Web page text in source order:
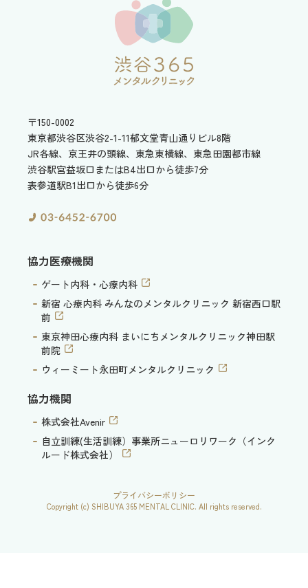
〒150-0002
東京都渋谷区渋谷2-1-11郁文堂青山通りビル8階
JR各線、京王井の頭線、東急東横線、東急田園都市線
渋谷駅宮益坂口またはB4出口から徒歩7分
表参道駅B1出口から徒歩6分
協力医療機関
ゲート内科・心療内科
新宿 心療内科 みんなのメンタルクリニック 新宿西口駅
前
東京神田心療内科 まいにちメンタルクリニック神田駅
前院
ウィーミート永田町メンタルクリニック
協力機関
株式会社Avenir
自立訓練(生活訓練）事業所ニューロリワーク（インク
ルード株式会社）
Copyright (c) SHIBUYA 365 MENTAL CLINIC. All rights reserved.
プライバシーポリシー